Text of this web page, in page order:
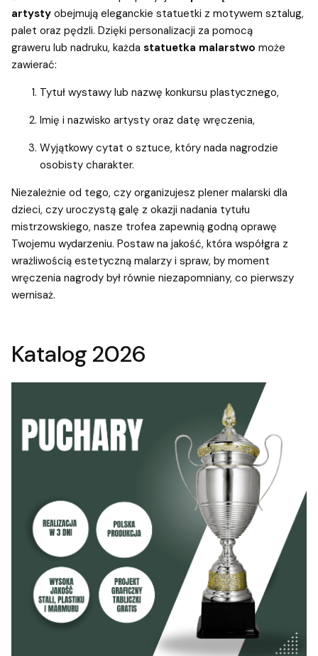
artysty obejmują eleganckie statuetki z motywem sztalug,
palet oraz pędzli. Dzięki personalizacji za pomocą
graweru lub nadruku, każda statuetka malarstwo może
zawierać:
Tytuł wystawy lub nazwę konkursu plastycznego,
Imię i nazwisko artysty oraz datę wręczenia,
Wyjątkowy cytat o sztuce, który nada nagrodzie
osobisty charakter.
Niezależnie od tego, czy organizujesz plener malarski dla
dzieci, czy uroczystą galę z okazji nadania tytułu
mistrzowskiego, nasze trofea zapewnią godną oprawę
Twojemu wydarzeniu. Postaw na jakość, która współgra z
wrażliwością estetyczną malarzy i spraw, by moment
wręczenia nagrody był równie niezapomniany, co pierwszy
wernisaż.
Katalog 2026